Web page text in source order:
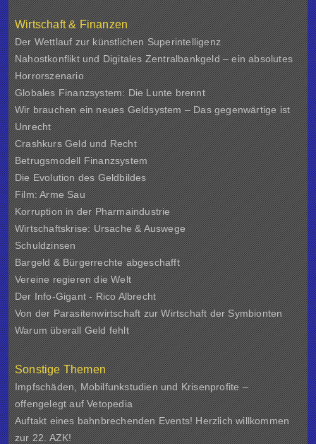
Wirtschaft & Finanzen
Der Wettlauf zur künstlichen Superintelligenz
Nahostkonflikt und Digitales Zentralbankgeld – ein absolutes
Horrorszenario
Globales Finanzsystem: Die Lunte brennt
Wir brauchen ein neues Geldsystem – Das gegenwärtige ist
Unrecht
Crashkurs Geld und Recht
Betrugsmodell Finanzsystem
Die Evolution des Geldbildes
Film: Arme Sau
Korruption in der Pharmaindustrie
Wirtschaftskrise: Ursache & Auswege
Schuldzinsen
Bargeld & Bürgerrechte abgeschafft
Vereine regieren die Welt
Der Info-Gigant - Rico Albrecht
Von der Parasitenwirtschaft zur Wirtschaft der Symbionten
Warum überall Geld fehlt
Sonstige Themen
Impfschäden, Mobilfunkstudien und Krisenprofite –
offengelegt auf Vetopedia
Auftakt eines bahnbrechenden Events! Herzlich willkommen
zur 22. AZK!